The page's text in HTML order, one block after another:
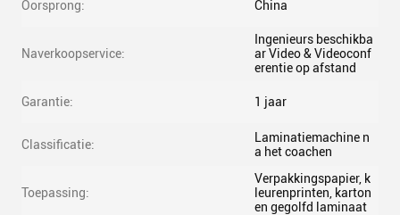
Oorsprong: China
Naverkoopservice:
Ingenieurs beschikba
ar Video & Videoconf
erentie op afstand
Garantie: 1 jaar
Classificatie:
Laminatiemachine n
a het coachen
Toepassing:
Verpakkingspapier, k
leurenprinten, karton
en gegolfd laminaat